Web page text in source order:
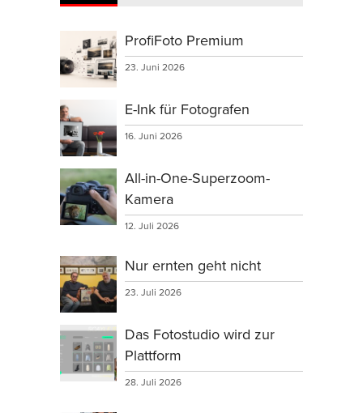
ProfiFoto Premium
23. Juni 2026
E-Ink für Fotografen
16. Juni 2026
All-in-One-Superzoom-
Kamera
12. Juli 2026
Nur ernten geht nicht
23. Juli 2026
Das Fotostudio wird zur
Plattform
28. Juli 2026